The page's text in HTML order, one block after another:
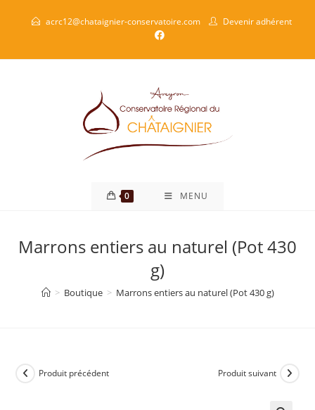
acrc12@chataignier-conservatoire.com Devenir adhérent
0 MENU
Marrons entiers au naturel (Pot 430
g)
> Boutique > Marrons entiers au naturel (Pot 430 g)
Produit précédent Produit suivant